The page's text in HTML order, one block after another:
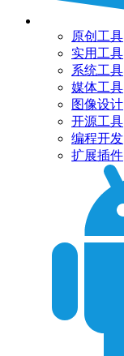
原创工具
实用工具
系统工具
媒体工具
图像设计
开源工具
编程开发
扩展插件